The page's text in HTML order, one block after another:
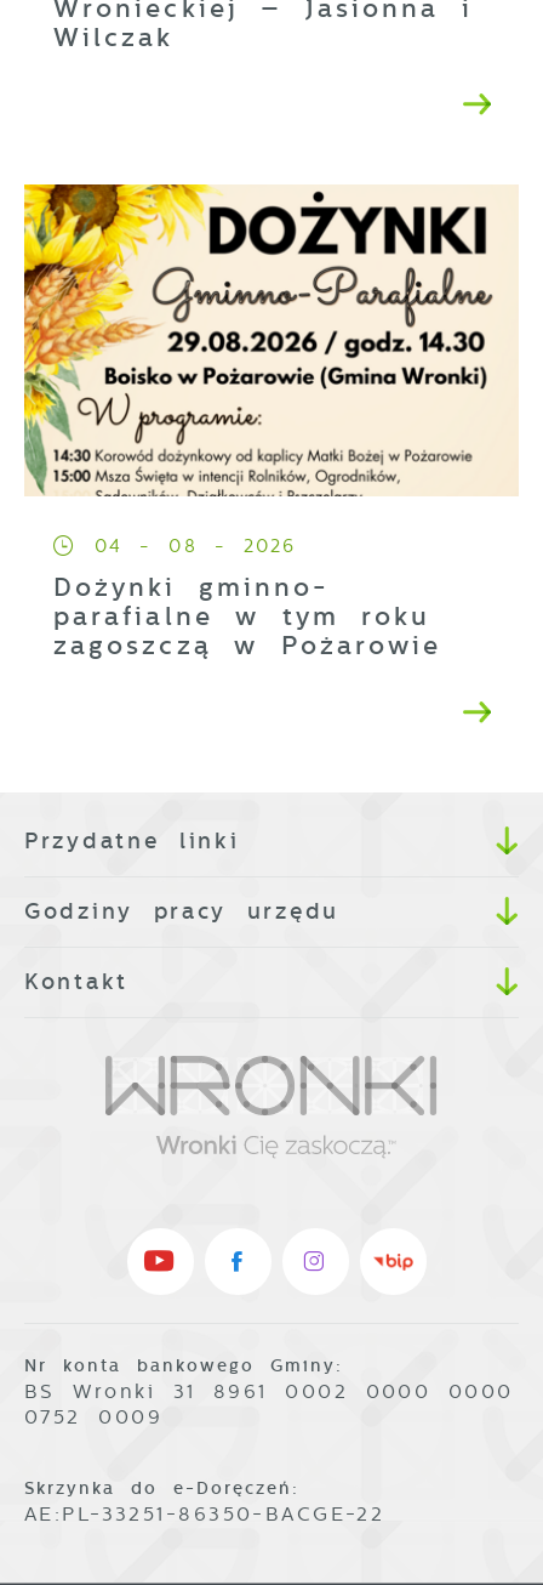
Wronieckiej – Jasionna i
Wilczak
04 - 08 - 2026
Dożynki gminno-
parafialne w tym roku
zagoszczą w Pożarowie
Przydatne linki
Godziny pracy urzędu
Kontakt
Nr konta bankowego Gminy:
BS Wronki 31 8961 0002 0000 0000
0752 0009
Skrzynka do e-Doręczeń:
AE:PL-33251-86350-BACGE-22